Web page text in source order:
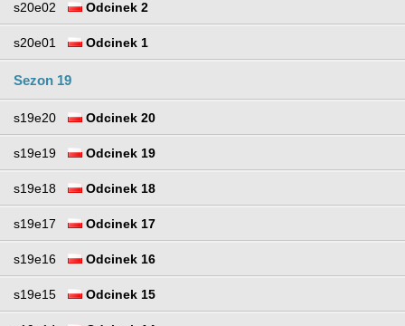
s20e02 Odcinek 2
s20e01 Odcinek 1
Sezon 19
s19e20 Odcinek 20
s19e19 Odcinek 19
s19e18 Odcinek 18
s19e17 Odcinek 17
s19e16 Odcinek 16
s19e15 Odcinek 15